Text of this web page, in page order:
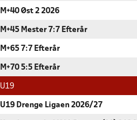
M+40 Øst 2 2026
M+45 Mester 7:7 Efterår
M+65 7:7 Efterår
M+70 5:5 Efterår
U19
U19 Drenge Ligaen 2026/27